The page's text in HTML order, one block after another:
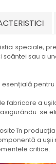
speciale,
sau a
esențială
fabricare a
se
în
a
critice.